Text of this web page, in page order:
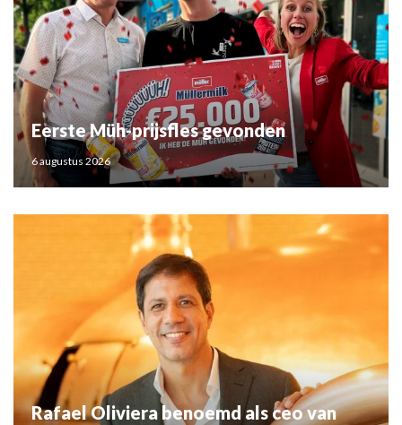
Eerste Müh-prijsfles gevonden
6 augustus 2026
Rafael Oliviera benoemd als ceo van